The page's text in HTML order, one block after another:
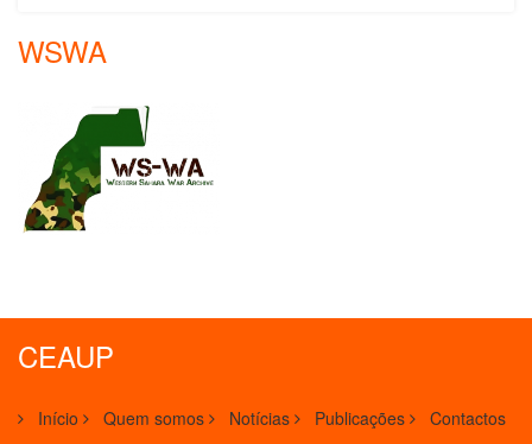
WSWA
CEAUP
Início Quem somos Notícias Publicações Contactos